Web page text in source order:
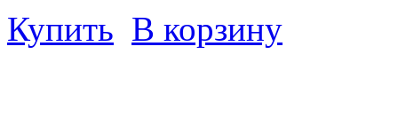
Купить В корзину